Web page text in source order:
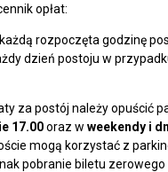
opłat:
rozpoczęta godzinę
dzień postoju w
za postój należy opuścić
17.00oraz w weekendy i
mogą korzystać z
pobranie biletu zerowego